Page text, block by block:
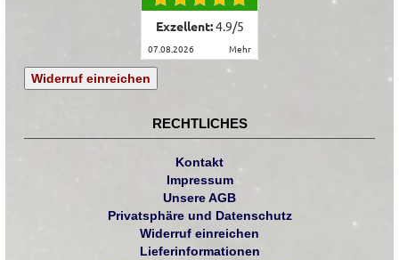
Exzellent:4.9/5
07.08.2026 mehr
Widerruf einreichen
RECHTLICHES
Kontakt
Impressum
Unsere AGB
Privatsphäre und Datenschutz
Widerruf einreichen
Lieferinformationen